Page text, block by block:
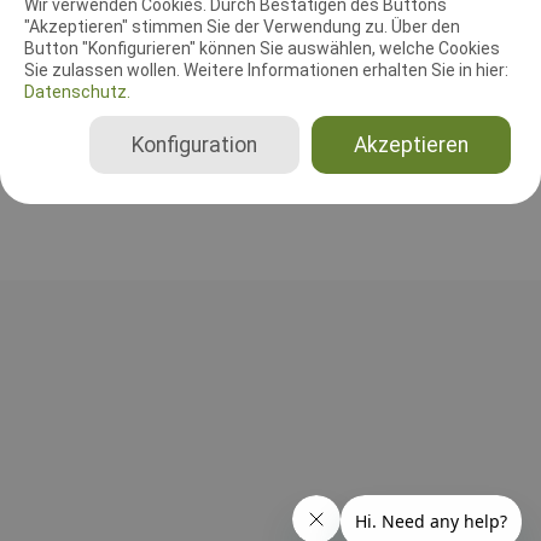
Wir verwenden Cookies. Durch Bestätigen des Buttons
"Akzeptieren" stimmen Sie der Verwendung zu. Über den
Button "Konfigurieren" können Sie auswählen, welche Cookies
Sie zulassen wollen. Weitere Informationen erhalten Sie in hier:
Datenschutz.
Akzeptieren
Konfiguration
Leistungsrichter
Diana Hartmann